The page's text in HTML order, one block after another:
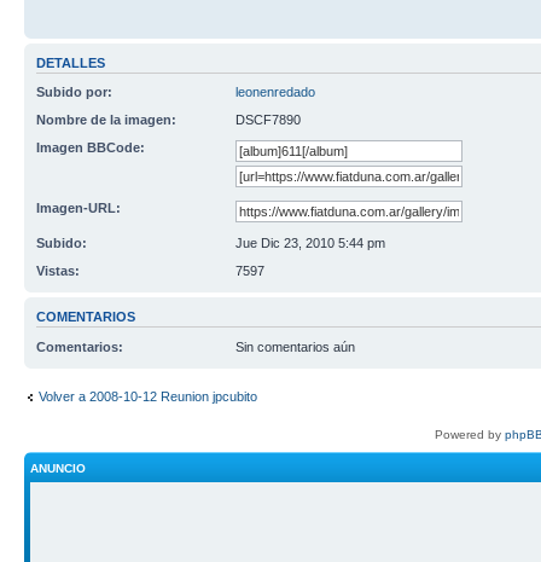
DETALLES
Subido por:
leonenredado
Nombre de la imagen:
DSCF7890
Imagen BBCode:
Imagen-URL:
Subido:
Jue Dic 23, 2010 5:44 pm
Vistas:
7597
COMENTARIOS
Comentarios: Sin comentarios aún
Volver a 2008-10-12 Reunion jpcubito
Powered by
ANUNCIO